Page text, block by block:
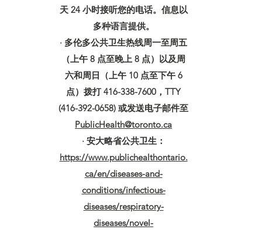
天 24 小时接听您的电话。信息以
多种语言提供。
· 多伦多公共卫生热线周一至周五
（上午 8 点至晚上 8 点）以及周
六和周日（上午 10 点至下午 6
点）拨打 416-338-7600，TTY
(416-392-0658) 或发送电子邮件至
PublicHealth@toronto.ca
· 安大略省公共卫生：
https://www.publichealthontario.
ca/en/diseases-and-
conditions/infectious-
diseases/respiratory-
diseases/novel-